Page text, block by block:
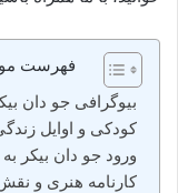
فهرست
بیوگرافی جو دان
کودکی و اوایل
ورود جو دان بیکر به
کارنامه هنری و